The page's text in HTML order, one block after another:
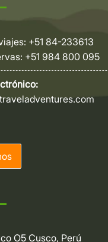
+51 84-233613
+51 984 800 095
O5 Cusco, Perú